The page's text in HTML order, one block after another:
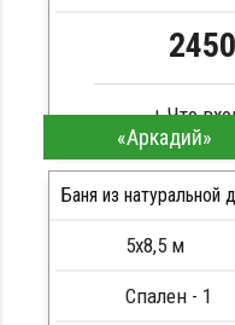
Профилированный
Стропила, балки
Метизы, саморезы,
Сборка на
ПОДРОБНЕЕ
«Аркадий»
Баня из натуральной
5х8,5 м
Спален - 1